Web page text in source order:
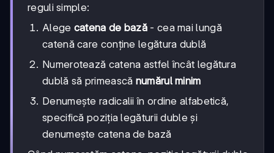
reguli simple:
Alege catena de bază - cea mai lungă
catenă care conține legătura dublă
Numerotează catena astfel încât legătura
dublă să primească numărul minim
Denumește radicalii în ordine alfabetică,
specifică poziția legăturii duble și
denumește catena de bază